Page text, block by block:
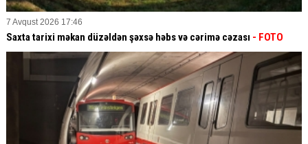
7 Avqust 2026 17:46
Saxta tarixi məkan düzəldən şəxsə həbs və cərimə cəzası - FOTO